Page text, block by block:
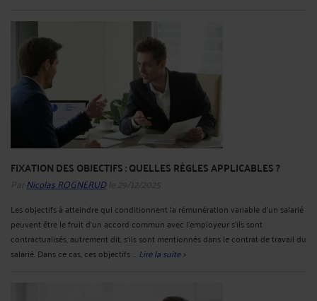
FIXATION DES OBJECTIFS : QUELLES RÈGLES APPLICABLES ?
Par Nicolas ROGNERUDle 29/12/2025
Les objectifs à atteindre qui conditionnent la rémunération variable d’un salarié
peuvent être le fruit d’un accord commun avec l’employeur s’ils sont
contractualisés, autrement dit, s’ils sont mentionnés dans le contrat de travail du
salarié. Dans ce cas, ces objectifs ... Lire la suite >